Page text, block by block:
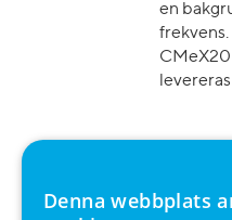
en
Denna webbplats